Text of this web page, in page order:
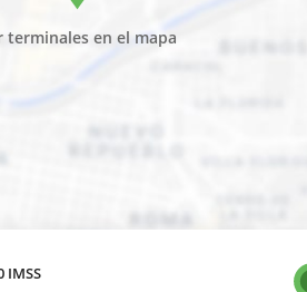
terminales en el mapa
IMSS